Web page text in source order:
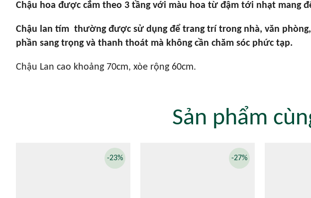
Chậu hoa được cắm theo 3 tầng với màu hoa từ đậm tới nhạt mang
Chậu lan tím thường được sử dụng để trang trí trong nhà, văn
phần sang trọng và thanh thoát mà không cần chăm sóc phức tạp.
Chậu Lan cao khoảng 70cm, xòe rộng 60cm.
Sản phẩm
-23% -27%